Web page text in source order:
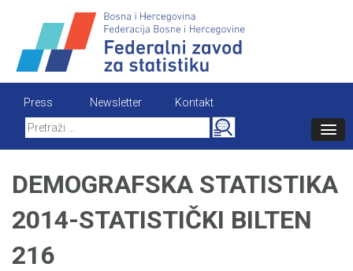
content
Press Newsletter
Kontakt
Search
for:
DEMOGRAFSKA STATISTIKA
2014-STATISTIČKI BILTEN
216